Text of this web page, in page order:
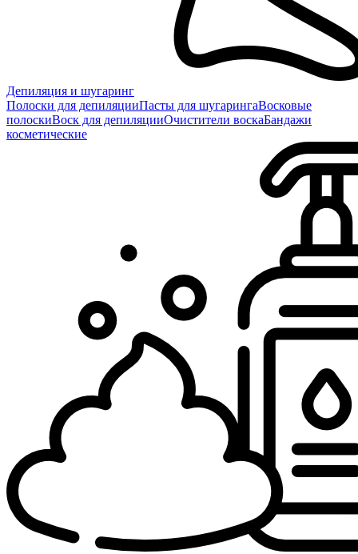
Депиляция и шугаринг
Полоски для депиляцииПасты для шугарингаВосковые
полоскиВоск для депиляцииОчистители воскаБандажи
косметические